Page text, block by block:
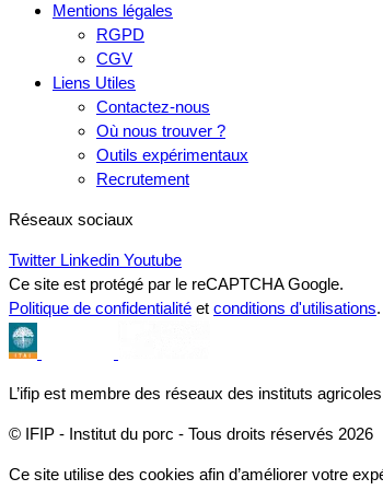
Mentions légales
RGPD
CGV
Liens Utiles
Contactez-nous
Où nous trouver ?
Outils expérimentaux
Recrutement
Réseaux sociaux
Twitter Linkedin Youtube
Ce site est protégé par le reCAPTCHA Google.
Politique de confidentialité et conditions d'utilisations.
L’ifip est membre des réseaux des instituts
© IFIP - Institut du porc - Tous droits réservés 2026
Ce site utilise des cookies afin d’améliorer votre